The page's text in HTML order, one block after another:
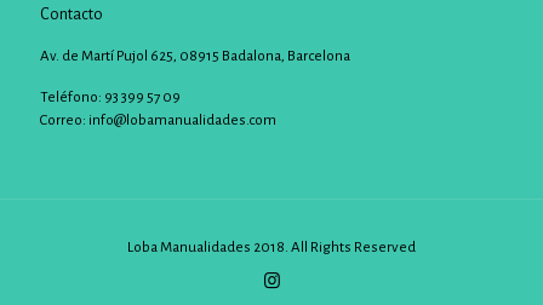
Contacto
Av. de Martí Pujol 625, 08915 Badalona, Barcelona
Teléfono: 93 399 57 09
Correo: info@lobamanualidades.com
Loba Manualidades 2018. All Rights Reserved